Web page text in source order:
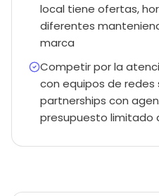
local tiene ofertas,
diferentes
marca
Competir por la
con equipos de
partnerships con
presupuesto